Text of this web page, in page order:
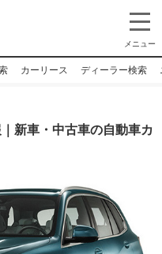
メニュー
カーリース ディーラー検索
新車・中古車の自動車カ